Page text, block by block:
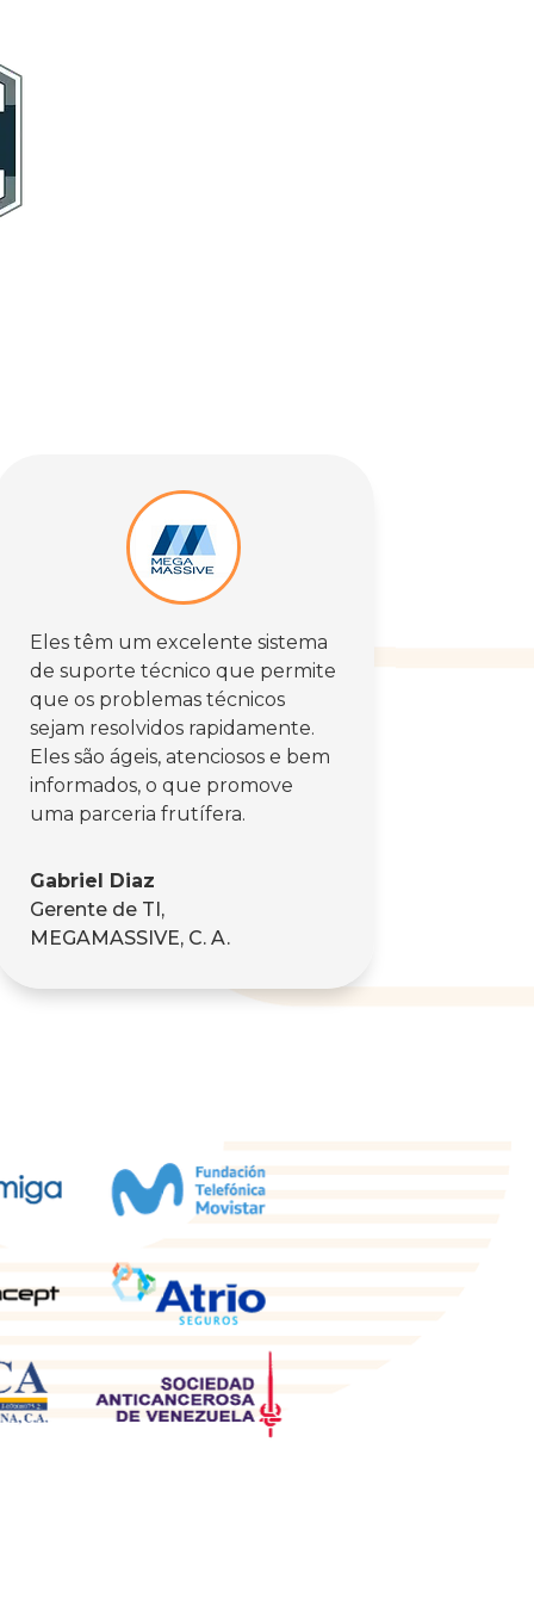
Eles têm um excelente sistema
de suporte técnico que permite
que os problemas técnicos
sejam resolvidos rapidamente.
Eles são ágeis, atenciosos e bem
informados, o que promove
uma parceria frutífera.
Gabriel Diaz
Gerente de TI ,
MEGAMASSIVE, C. A.